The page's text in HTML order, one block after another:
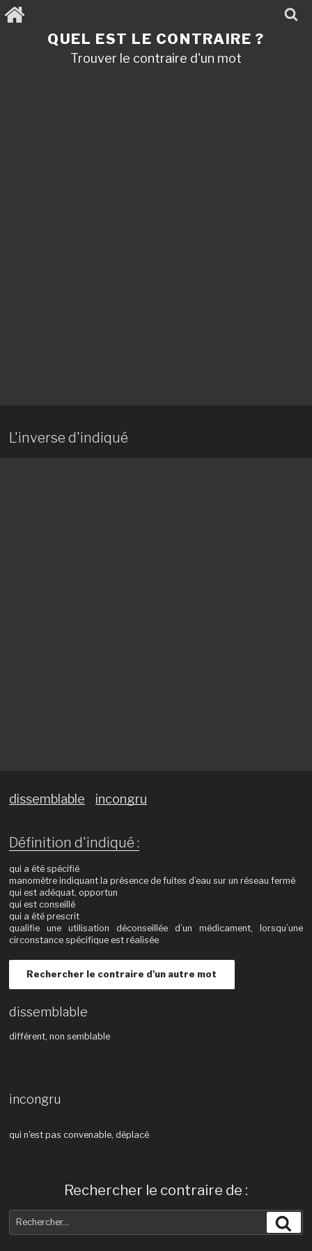
Aller
au
QUEL EST LE CONTRAIRE ?
Trouver le contraire d'un mot
L'inverse d'indiqué
dissemblable incongru
Définition d'indiqué :
qui a été spécifié
manomètre indiquant la présence de fuites d’eau sur un réseau fermé
qui est adéquat, opportun
qui est conseillé
qui a été prescrit
qualifie une utilisation déconseillée d’un médicament, lorsqu’une
circonstance spécifique est réalisée
Rechercher le contraire d'un autre mot
dissemblable
différent, non semblable
incongru
qui n'est pas convenable, déplacé
Rechercher le contraire de :
pour